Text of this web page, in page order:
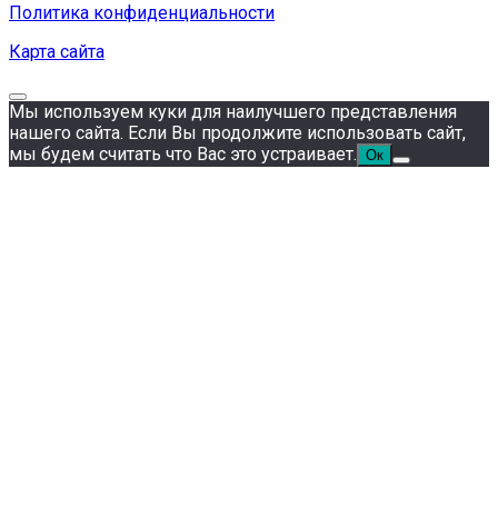
Политика конфиденциальности
Карта сайта
Мы используем куки для наилучшего представления
нашего сайта. Если Вы продолжите использовать сайт,
мы будем считать что Вас это устраивает. Ок